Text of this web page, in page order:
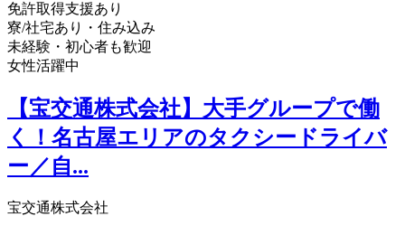
免許取得支援あり
寮/社宅あり・住み込み
未経験・初心者も歓迎
女性活躍中
【宝交通株式会社】大手グループで働
く！名古屋エリアのタクシードライバ
ー／自...
宝交通株式会社